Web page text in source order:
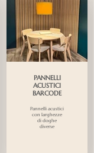
PANNELLI
ACUSTICI
BARCODE
Pannelli acustici
con larghezze
di doghe
diverse